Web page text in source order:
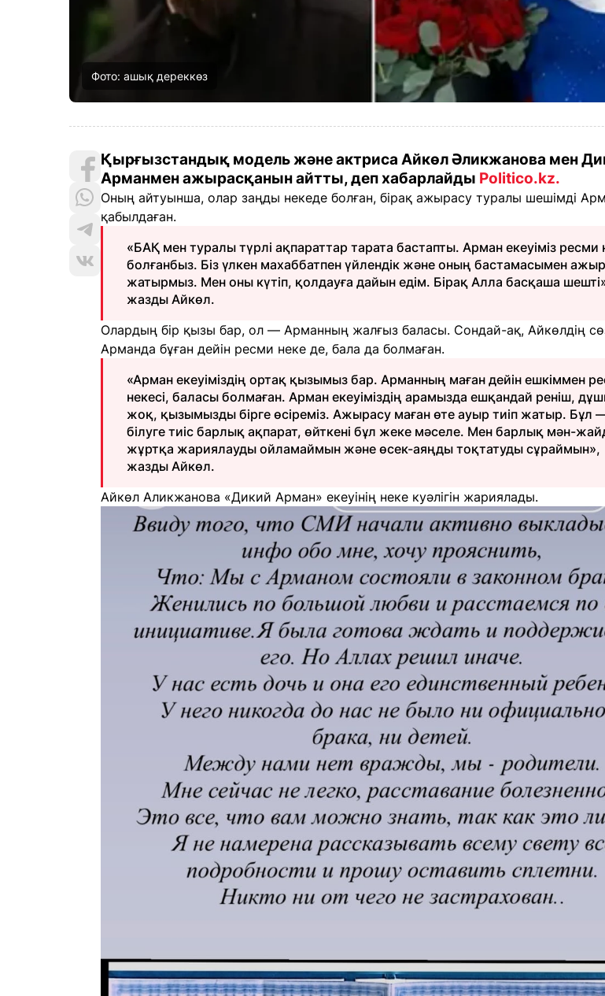
Фото: ашық дереккөз
Қырғызстандық модель және актриса Айкөл Әликжанова мен
Арманмен ажырасқанын айтты, деп хабарлайды Politico.kz.
Оның айтуынша, олар заңды некеде болған, бірақ ажырасу туралы шешімді
қабылдаған.
«БАҚ мен туралы түрлі ақпараттар тарата бастапты. Арман екеуіміз ресми
болғанбыз. Біз үлкен махаббатпен үйлендік және оның бастамасымен
жатырмыз. Мен оны күтіп, қолдауға дайын едім. Бірақ Алла басқаша
жазды Айкөл.
Олардың бір қызы бар, ол — Арманның жалғыз баласы. Сондай-ақ, Айкөлдің
Арманда бұған дейін ресми неке де, бала да болмаған.
«Арман екеуіміздің ортақ қызымыз бар. Арманның маған дейін ешкіммен
некесі, баласы болмаған. Арман екеуіміздің арамызда ешқандай реніш,
жоқ, қызымызды бірге өсіреміз. Ажырасу маған өте ауыр тиіп жатыр. Бұл
білуге тиіс барлық ақпарат, өйткені бұл жеке мәселе. Мен барлық мән-
жұртқа жариялауды ойламаймын және өсек-аяңды тоқтатуды сұраймын»,
жазды Айкөл.
Айкөл Аликжанова «Дикий Арман» екеуінің неке куәлігін жариялады.